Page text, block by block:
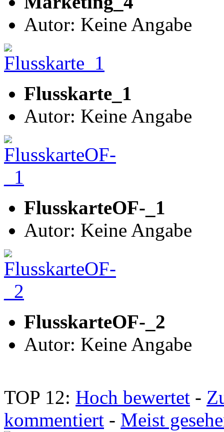
Autor: Keine Angabe
Flusskarte_1
Autor: Keine Angabe
FlusskarteOF-_1
Autor: Keine Angabe
FlusskarteOF-_2
Autor: Keine Angabe
TOP 12: Hoch bewertet -
kommentiert - Meist